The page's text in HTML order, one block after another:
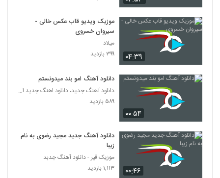
۳۴۸ بازدید
آهنگ بنیامین محیا بنام قول میدم
3659
Dehghan Rabeteh)
3660
آهنگ حضرت عشق از شایان غفاری(پاپ)
۳۵۰ بازدید
دانلود آهنگ محمد طالبی ببار بارون
۲۹۰ بازدید
۰۴:۳۹
موزیک ویدیو قاب عکس خالی -
سیروان خسروی
میلاد
۳۹۹ بازدید
۰۰:۵۴
دانلود آهنگ امو بند میدونستم
دانلود آهنگ جدید، دانلود اهنگ جدید ایرانی
۵۸۹ بازدید
۰۰:۴۶
دانلود آهنگ جدید مجید رضوی به نام
زیبا
موزیک قیر - دانلود آهنگ جدبد
۱,۱۱۳ بازدید